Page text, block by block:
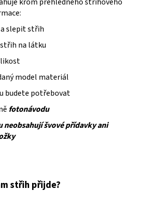
krom přehledného střihového
slepit střih
na látku
model materiál
budete potřebovat
fotonávodu
neobsahují švové přídavky ani
střih přijde?